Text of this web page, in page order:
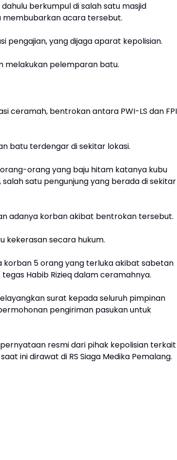
berkumpul di salah satu masjid
membubarkan acara tersebut.
pengajian, yang dijaga aparat kepolisian.
melakukan pelemparan batu.
ceramah, bentrokan antara PWI-LS dan FPI
batu terdengar di sekitar lokasi.
orang yang baju hitam katanya kubu
satu pengunjung yang berada di sekitar
adanya korban akibat bentrokan tersebut.
kekerasan secara hukum.
korban 5 orang yang terluka akibat sabetan
Habib Rizieq dalam ceramahnya.
surat kepada seluruh pimpinan
pengiriman pasukan untuk
resmi dari pihak kepolisian terkait
ini dirawat di RS Siaga Medika Pemalang.